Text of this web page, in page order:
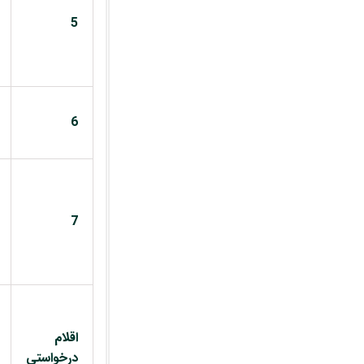
5
6
7
اقلام
درخواستی